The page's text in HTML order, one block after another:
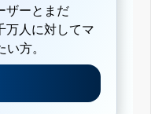
ザーとまだ
万人に対してマ
方。